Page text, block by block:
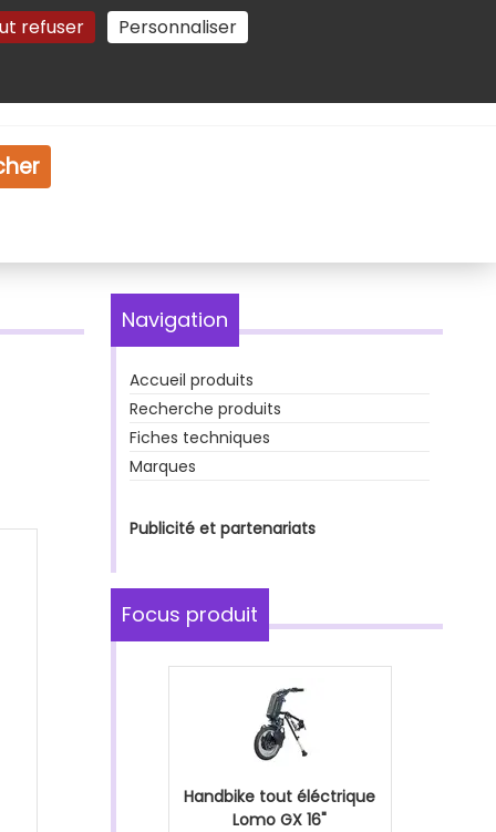
refuser Personnaliser
Gestion des cookies
Navigation
Accueil produits
Recherche produits
Fiches techniques
Marques
Publicité et partenariats
Focus produit
Handbike tout éléctrique
Lomo GX 16"